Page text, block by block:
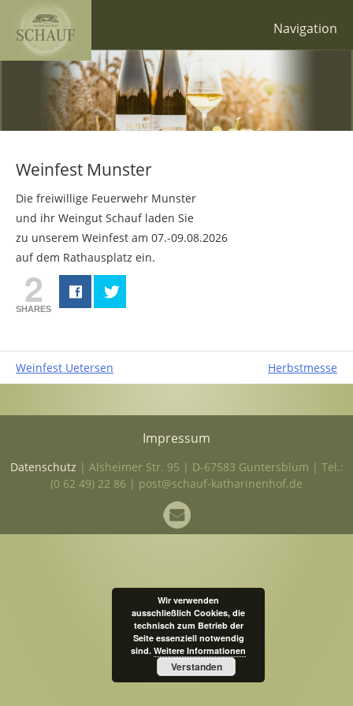
content
Navigation
Weingut
Winzerhandwerk
Weinfest Munster
Die freiwillige Feuerwehr Munster
und ihr Weingut Schauf laden Sie
zu unserem Weinfest am 07.-09.08.2026
auf dem Rathausplatz ein.
2
SHARES
Beitrags-
Weinfest Uetersen Herbstmesse
Impressum
Datenschutz | Alsheimer Str. 95 | D-67583 Guntersblum | Tel.:
(0 62 49) 22 86 | post@schauf-katharinenhof.de
Wir verwenden
ausschließlich Cookies, die
technisch zum Betrieb der
Seite essenziell notwendig
sind. Weitere Informationen
Verstanden